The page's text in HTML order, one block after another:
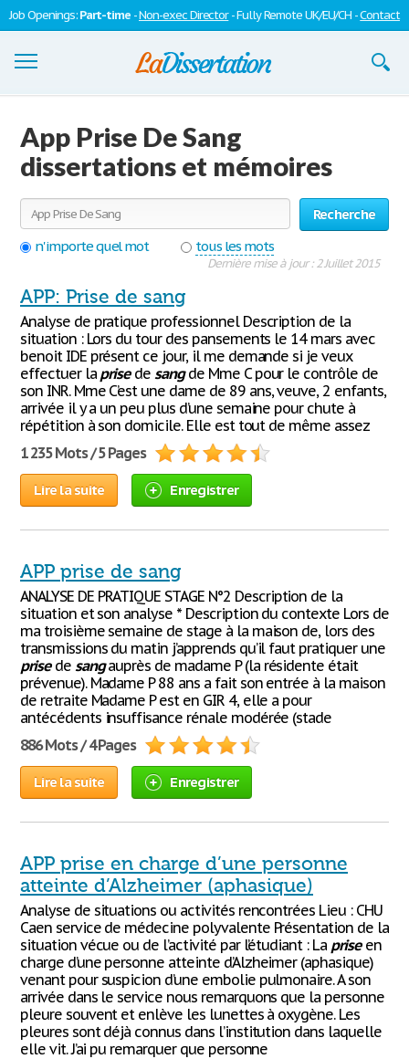
Job Openings:Part-time -Non-exec Director- Fully Remote UK/EU/CH -Contact
S'inscrire
Se connecter
Contactez-nous
App Prise De Sang
dissertations et mémoires
Recherche
n'importe quel mot
tous les mots
Dernière mise à jour : 2 Juillet 2015
APP: Prise de sang
Analyse de pratique professionnel Description de la
situation : Lors du tour des pansements le 14 mars avec
benoit IDE présent ce jour, il me demande si je veux
effectuer la prisedesangde Mme C pour le contrôle de
son INR. Mme C’est une dame de 89 ans, veuve, 2 enfants,
arrivée il y a un peu plus d’une semaine pour chute à
répétition à son domicile. Elle est tout de même assez
1 235 Mots / 5 Pages
Lire la suite Enregistrer
APP prise de sang
ANALYSE DE PRATIQUE STAGE N°2 Description de la
situation et son analyse * Description du contexte Lors de
ma troisième semaine de stage à la maison de, lors des
transmissions du matin j’apprends qu’il faut pratiquer une
prisede sangauprès de madame P (la résidente était
prévenue). Madame P 88 ans a fait son entrée à la maison
de retraite Madame P est en GIR 4, elle a pour
antécédents insuffisance rénale modérée (stade
886 Mots / 4 Pages
Lire la suite Enregistrer
APP prise en charge d’une personne
atteinte d’Alzheimer (aphasique)
Analyse de situations ou activités rencontrées Lieu : CHU
Caen service de médecine polyvalente Présentation de la
situation vécue ou de l’activité par l’étudiant : La priseen
charge d’une personne atteinte d’Alzheimer (aphasique)
venant pour suspicion d’une embolie pulmonaire. A son
arrivée dans le service nous remarquons que la personne
pleure souvent et enlève les lunettes à oxygène. Les
pleures sont déjà connus dans l’institution dans laquelle
elle vit. J’ai pu remarquer que personne